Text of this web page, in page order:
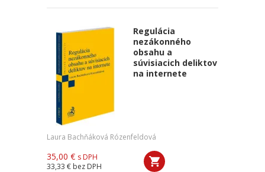
Regulácia
nezákonného
obsahu a
súvisiacich deliktov
na internete
Laura Bachňáková Rózenfeldová
35,00 € s DPH
33,33 € bez DPH